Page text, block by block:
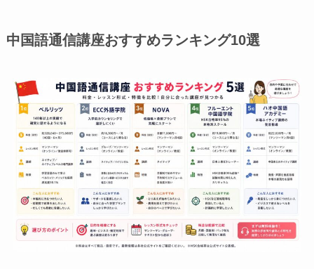
中国語通信講座おすすめランキング10選